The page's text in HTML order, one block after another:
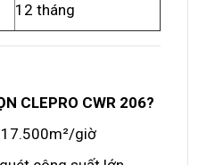
12 tháng
CLEPRO CWR 206?
giờ